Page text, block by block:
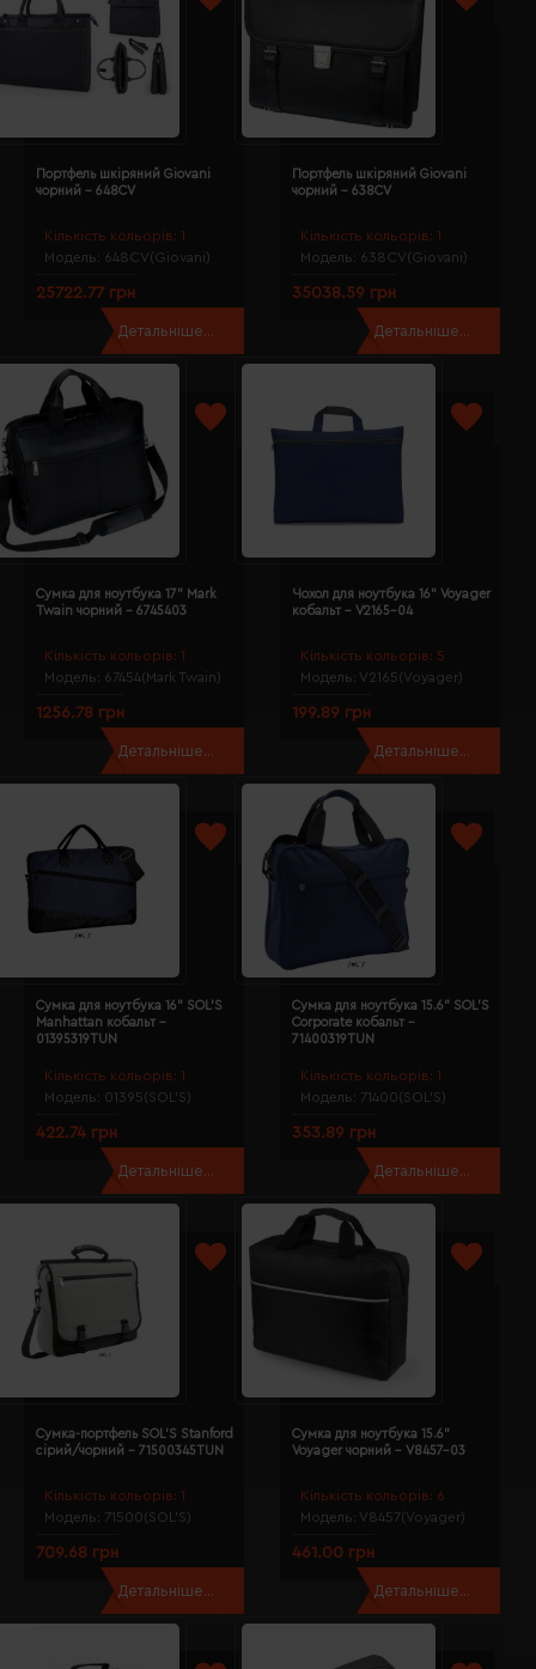
Кількість кольорів: 1
Модель: 648CV(Giovani)
Портфель шкіряний Giovani
чорний - 648CV
25722.77 грн
Детальніше...
Кількість кольорів: 1
Модель: 638CV(Giovani)
Портфель шкіряний Giovani
чорний - 638CV
35038.59 грн
Детальніше...
Кількість кольорів: 1
Модель: 67454(Mark Twain)
Сумка для ноутбука 17" Mark
Twain чорний - 6745403
1256.78 грн
Детальніше...
Кількість кольорів: 5
Модель: V2165(Voyager)
Чoхол для ноутбука 16" Voyager
кобальт - V2165-04
199.89 грн
Детальніше...
Кількість кольорів: 1
Модель: 01395(SOL’S)
Сумка для ноутбука 16" SOL'S
Manhattan кобальт -
01395319TUN
422.74 грн
Детальніше...
Кількість кольорів: 1
Модель: 71400(SOL’S)
Сумка для ноутбука 15.6" SOL'S
Corporate кобальт -
71400319TUN
353.89 грн
Детальніше...
Кількість кольорів: 1
Модель: 71500(SOL’S)
Сумка-портфель SOL'S Stanford
сірий/чорний - 71500345TUN
709.68 грн
Детальніше...
Кількість кольорів: 6
Модель: V8457(Voyager)
Сумка для ноутбука 15.6"
Voyager чорний - V8457-03
461.00 грн
Детальніше...